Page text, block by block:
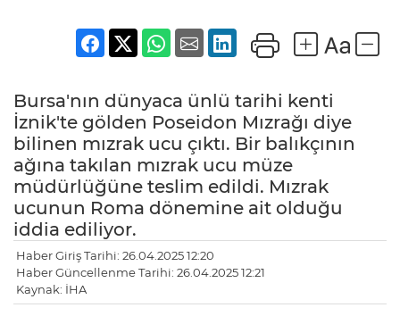
Bursa'nın dünyaca ünlü tarihi kenti
İznik'te gölden Poseidon Mızrağı diye
bilinen mızrak ucu çıktı. Bir balıkçının
ağına takılan mızrak ucu müze
müdürlüğüne teslim edildi. Mızrak
ucunun Roma dönemine ait olduğu
iddia ediliyor.
Haber Giriş Tarihi: 26.04.2025 12:20
Haber Güncellenme Tarihi: 26.04.2025 12:21
Kaynak: İHA